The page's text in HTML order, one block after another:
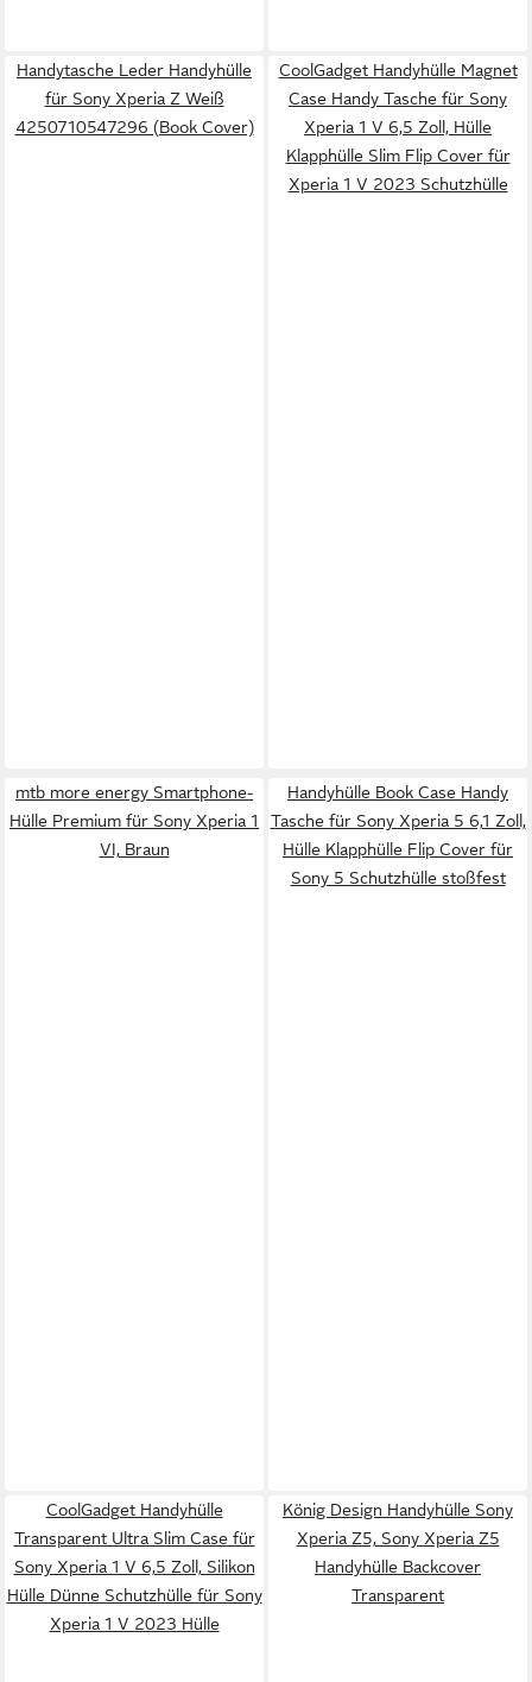
Handytasche Leder Handyhülle
für Sony Xperia Z Weiß
4250710547296 (Book Cover)
CoolGadget Handyhülle Magnet
Case Handy Tasche für Sony
Xperia 1 V 6,5 Zoll, Hülle
Klapphülle Slim Flip Cover für
Xperia 1 V 2023 Schutzhülle
mtb more energy Smartphone-
Hülle Premium für Sony Xperia 1
VI, Braun
Handyhülle Book Case Handy
Tasche für Sony Xperia 5 6,1 Zoll,
Hülle Klapphülle Flip Cover für
Sony 5 Schutzhülle stoßfest
CoolGadget Handyhülle
Transparent Ultra Slim Case für
Sony Xperia 1 V 6,5 Zoll, Silikon
Hülle Dünne Schutzhülle für Sony
Xperia 1 V 2023 Hülle
König Design Handyhülle Sony
Xperia Z5, Sony Xperia Z5
Handyhülle Backcover
Transparent